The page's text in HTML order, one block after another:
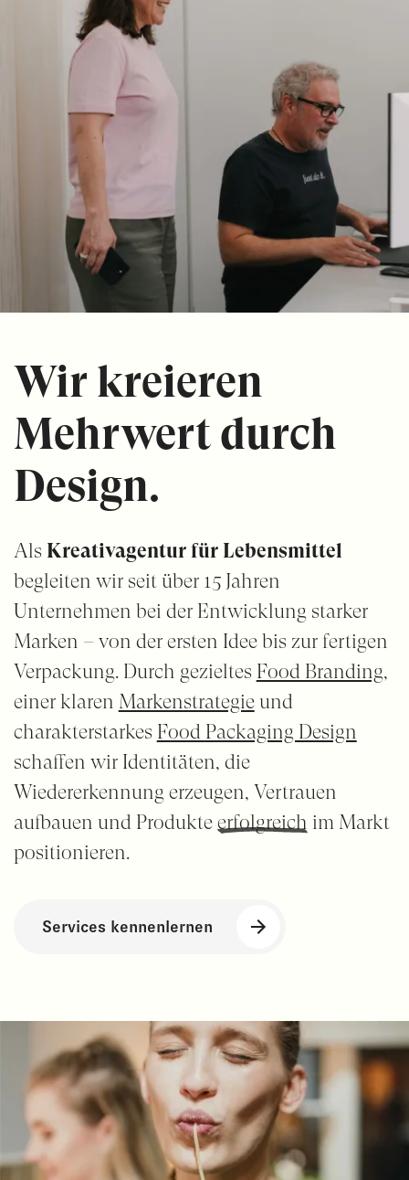
Wir kreieren
Mehrwert durch
Design.
Als Kreativagentur für Lebensmittel
begleiten wir seit über 15 Jahren
Unternehmen bei der Entwicklung starker
Marken – von der ersten Idee bis zur fertigen
Verpackung. Durch gezieltes Food Branding,
einer klaren Markenstrategieund
charakterstarkes Food Packaging Design
schaffen wir Identitäten, die
Wiedererkennung erzeugen, Vertrauen
aufbauen und Produkte erfolgreich im Markt
positionieren.
Services kennenlernen